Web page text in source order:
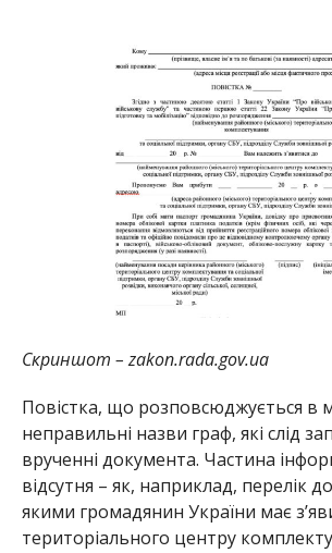
Скриншот – zakon.rada.gov.ua
Повістка, що розповсюджується в
неправильні назви граф, які слід
врученні документа. Частина
відсутня – як, наприклад, перелік
якими громадянин України має
територіального центру